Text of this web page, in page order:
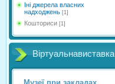
Іні джерела власних
надходжень [1]
Кошториси [1]
Віртуальнавиставка